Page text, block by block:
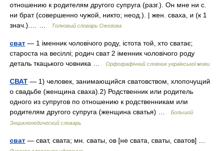
отношению к родителям другого супруга (разг.). Он мне ни с.
ни брат (совершенно чужой, никто; неод.). | жен. сваха, и (к 1
знач.).… …
Толковый словарь Ожегова
сват — 1 іменник чоловічого роду, істота той, хто сватає;
староста на весіллі; родич сват 2 іменник чоловічого роду
деталь ткацького човника …
Орфографічний словник української мови
СВАТ — 1) человек, занимающийся сватовством, хлопочущий
о свадьбе (женщина сваха).2) Родственник или родитель
одного из супругов по отношению к родственникам или
родителям другого супруга (женщина сватья) …
Большой
Энциклопедический словарь
сват — сват, свата; мн. сваты, ов [не свата, сваты, сватов] …